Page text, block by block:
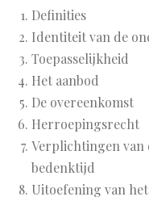
Definities
Identiteit van de
Toepasselijkheid
Het aanbod
De overeenkomst
Herroepingsrecht
Verplichtingen van
bedenktijd
Uitoefening van